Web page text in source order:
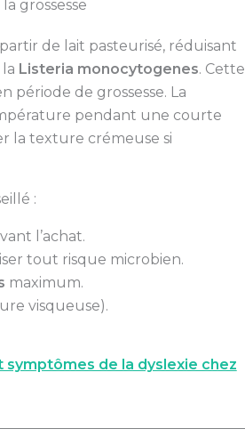
grossesse
de lait pasteurisé, réduisant
Listeria monocytogenes. Cette
période de grossesse. La
pendant une courte
la texture crémeuse si
:
l’achat.
tout risque microbien.
maximum.
visqueuse).
de la dyslexie chez